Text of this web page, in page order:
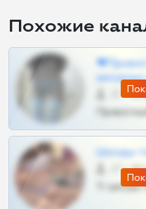
Похожие
57 •
Шкоды
27 •
Тг шкоды